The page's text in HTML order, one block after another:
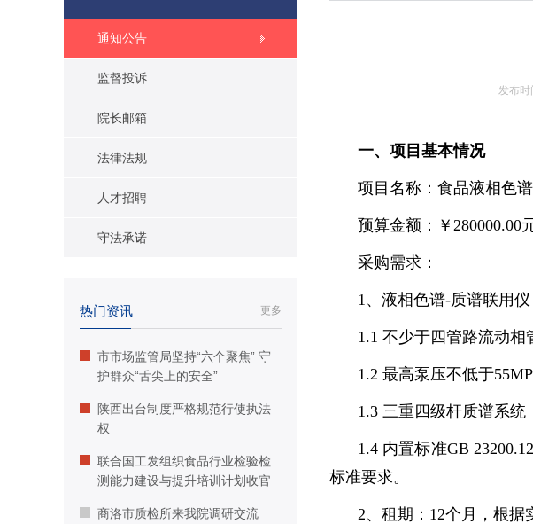
通知公告
监督投诉
院长邮箱
法律法规
人才招聘
守法承诺
热门资讯 更多
市市场监管局坚持“六个聚焦” 守
护群众“舌尖上的安全”
陕西出台制度严格规范行使执法
权
联合国工发组织食品行业检验检
测能力建设与提升培训计划收官
商洛市质检所来我院调研交流
发布
一、项目基本情况
项目名称：食品液相色
预算金额：￥280000.00
采购需求：
1、液相色谱-质谱联用
1.1 不少于四管路流动相
1.2 最高泵压不低于
1.3 三重四级杆质谱系统
1.4 内置标准GB
标准要求。
2、租期：12个月，根据